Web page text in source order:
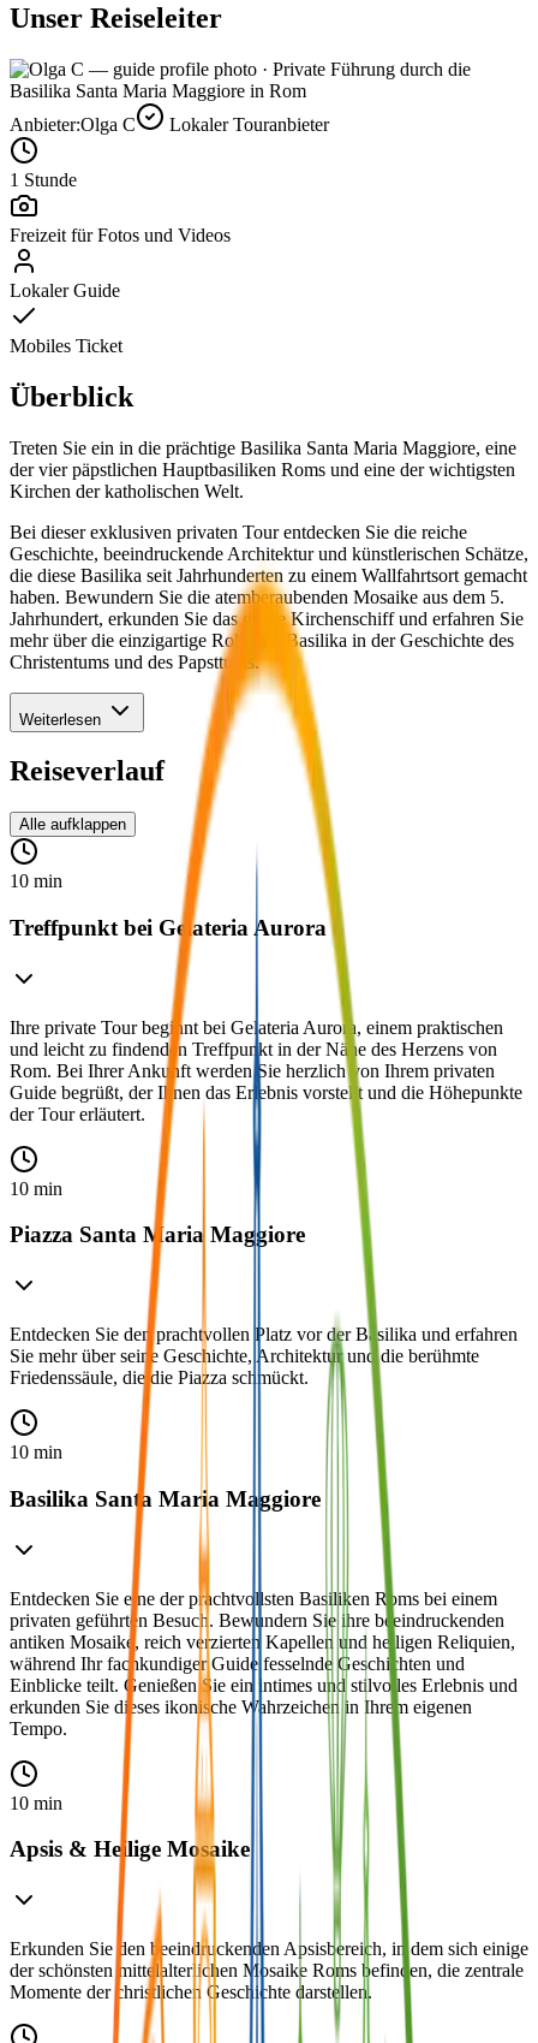
Unser Reiseleiter
Anbieter:Olga C Lokaler Touranbieter
1 Stunde
Freizeit für Fotos und Videos
Lokaler Guide
Mobiles Ticket
Überblick
Treten Sie ein in die prächtige Basilika Santa Maria Maggiore, eine
der vier päpstlichen Hauptbasiliken Roms und eine der wichtigsten
Kirchen der katholischen Welt.
Bei dieser exklusiven privaten Tour entdecken Sie die reiche
Geschichte, beeindruckende Architektur und künstlerischen Schätze,
die diese Basilika seit Jahrhunderten zu einem Wallfahrtsort gemacht
haben. Bewundern Sie die atemberaubenden Mosaike aus dem 5.
Jahrhundert, erkunden Sie das große Kirchenschiff und erfahren Sie
mehr über die einzigartige Rolle der Basilika in der Geschichte des
Christentums und des Papsttums.
Weiterlesen
Reiseverlauf
Alle aufklappen
10 min
Treffpunkt bei Gelateria Aurora
Ihre private Tour beginnt bei Gelateria Aurora, einem praktischen
und leicht zu findenden Treffpunkt in der Nähe des Herzens von
Rom. Bei Ihrer Ankunft werden Sie herzlich von Ihrem privaten
Guide begrüßt, der Ihnen das Erlebnis vorstellt und die Höhepunkte
der Tour erläutert.
10 min
Piazza Santa Maria Maggiore
Entdecken Sie den prachtvollen Platz vor der Basilika und erfahren
Sie mehr über seine Geschichte, Architektur und die berühmte
Friedenssäule, die die Piazza schmückt.
10 min
Basilika Santa Maria Maggiore
Entdecken Sie eine der prachtvollsten Basiliken Roms bei einem
privaten geführten Besuch. Bewundern Sie ihre beeindruckenden
antiken Mosaike, reich verzierten Kapellen und heiligen Reliquien,
während Ihr fachkundiger Guide fesselnde Geschichten und
Einblicke teilt. Genießen Sie ein intimes und stilvolles Erlebnis und
erkunden Sie dieses ikonische Wahrzeichen in Ihrem eigenen
Tempo.
10 min
Apsis & Heilige Mosaike
Erkunden Sie den beeindruckenden Apsisbereich, in dem sich einige
der schönsten mittelalterlichen Mosaike Roms befinden, die zentrale
Momente der christlichen Geschichte darstellen.